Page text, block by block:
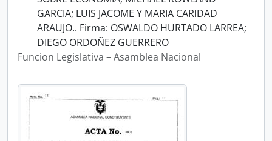
GARCIA; LUIS JACOME Y MARIA CARIDAD
ARAUJO.. Firma: OSWALDO HURTADO LARREA;
DIEGO ORDOÑEZ GUERRERO
Funcion Legislativa – Asamblea Nacional